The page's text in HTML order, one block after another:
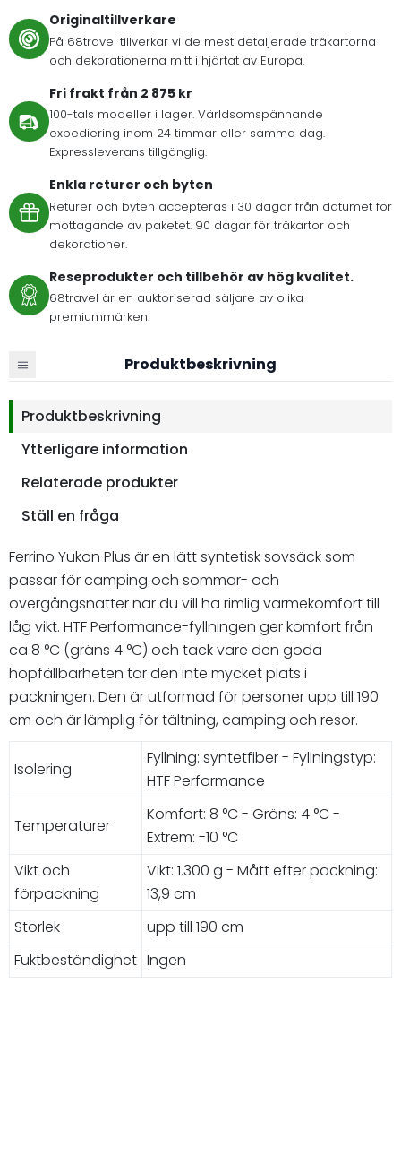
Originaltillverkare
På 68travel tillverkar vi de mest detaljerade träkartorna
och dekorationerna mitt i hjärtat av Europa.
Fri frakt från 2 875 kr
100-tals modeller i lager. Världsomspännande
expediering inom 24 timmar eller samma dag.
Expressleverans tillgänglig.
Enkla returer och byten
Returer och byten accepteras i 30 dagar från datumet för
mottagande av paketet. 90 dagar för träkartor och
dekorationer.
Reseprodukter och tillbehör av hög kvalitet.
68travel är en auktoriserad säljare av olika
premiummärken.
Produktbeskrivning
Produktbeskrivning
Ytterligare information
Relaterade produkter
Ställ en fråga
Ferrino Yukon Plus är en lätt syntetisk sovsäck som
passar för camping och sommar- och
övergångsnätter när du vill ha rimlig värmekomfort till
låg vikt. HTF Performance-fyllningen ger komfort från
ca 8 °C (gräns 4 °C) och tack vare den goda
hopfällbarheten tar den inte mycket plats i
packningen. Den är utformad för personer upp till 190
cm och är lämplig för tältning, camping och resor.
Isolering
Fyllning: syntetfiber - Fyllningstyp:
HTF Performance
Temperaturer
Komfort: 8 °C - Gräns: 4 °C -
Extrem: -10 °C
Vikt och
förpackning
Vikt: 1.300 g - Mått efter packning:
13,9 cm
Storlek
upp till 190 cm
Fuktbeständighet Ingen